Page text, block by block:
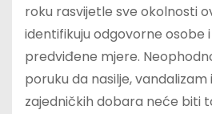
roku rasvijetle sve okolnosti
identifikuju odgovorne osobe
predviđene mjere.
poruku da nasilje, vandalizam
zajedničkih dobara neće biti